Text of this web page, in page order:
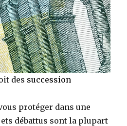
des succession
protéger dans une
débattus sont la plupart